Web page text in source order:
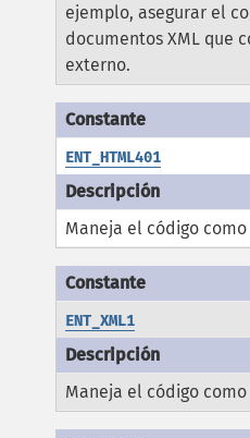
ejemplo, asegurar el
documentos XML que
externo.
ENT_HTML401
Maneja el código como
ENT_XML1
Maneja el código como